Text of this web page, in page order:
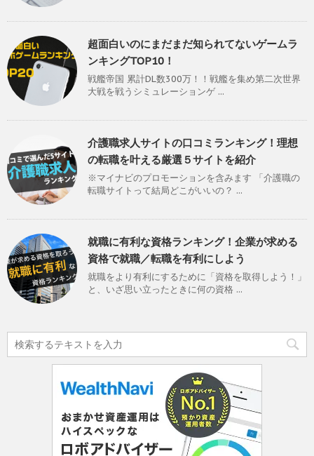
超面白いのにまだまだ知られてないゲームラ
ンキングTOP10！
戦艦帝国 累計DL数300万！！戦艦を集め第二次世界
大戦を戦うシミュレーションゲ ...
介護職求人サイトの口コミランキング！理想
の転職を叶える厳選５サイトを紹介
※マイナビのプロモーションを含みます 「介護職の
転職サイトって結局どこがいいの？ ...
就職に有利な資格ランキング！企業が求める
資格で就職／転職を有利にしよう
就職をより有利にするために「資格を取得しよう！」
と、いざ思い立ったときに何の資格 ...